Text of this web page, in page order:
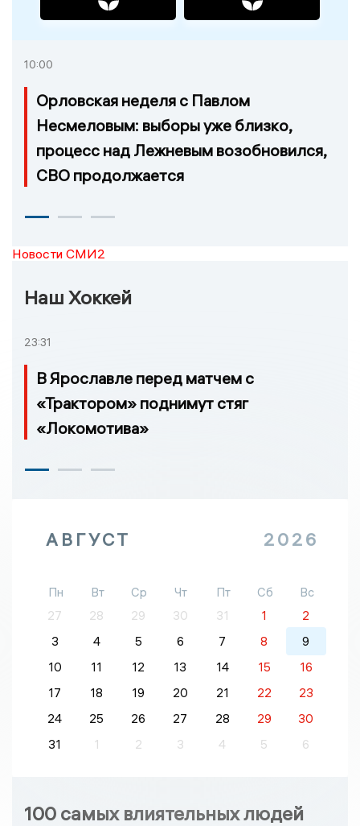
10:00
Орловская неделя с Павлом
Несмеловым: выборы уже близко,
процесс над Лежневым возобновился,
СВО продолжается
Новости СМИ2
Наш Хоккей
23:31
В Ярославле перед матчем с
«Трактором» поднимут стяг
«Локомотива»
АВГУСТ 2026
Пн Вт Ср Чт Пт Сб
Вс
27
28 29 30 31 1
2
3
4 5 6 7 8
9
10
11 12 13 14 15
16
17
18 19 20 21 22
23
24
25 26 27 28 29
30
31
1 2 3 4 5 6
100 самых влиятельных людей